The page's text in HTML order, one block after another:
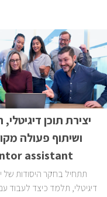
יצירת תוכן
ושיתוף פעולה
assistant
תתחיל בחקר היסודות של
דיגיטלי, תלמד כיצד לעבוד